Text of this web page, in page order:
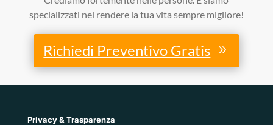
specializzati nel rendere la tua vita sempre migliore!
Richiedi Preventivo Gratis
Privacy & Trasparenza